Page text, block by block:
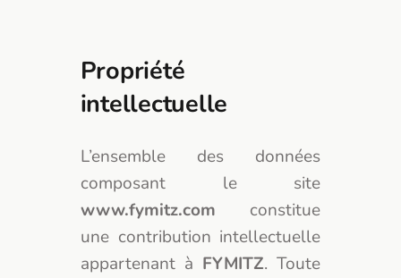
Propriété
intellectuelle
L’ensemble des données
composant le site
www.fymitz.com constitue
une contribution intellectuelle
appartenant à FYMITZ. Toute